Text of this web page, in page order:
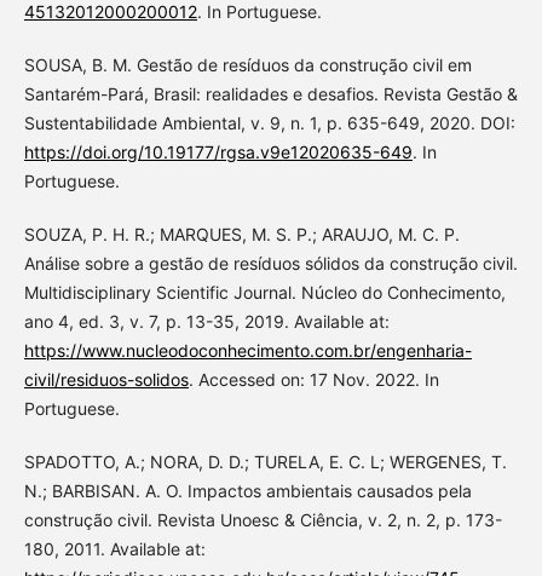
45132012000200012. In Portuguese.
SOUSA, B. M. Gestão de resíduos da construção civil em
Santarém-Pará, Brasil: realidades e desafios. Revista Gestão &
Sustentabilidade Ambiental, v. 9, n. 1, p. 635-649, 2020. DOI:
https://doi.org/10.19177/rgsa.v9e12020635-649. In
Portuguese.
SOUZA, P. H. R.; MARQUES, M. S. P.; ARAUJO, M. C. P.
Análise sobre a gestão de resíduos sólidos da construção civil.
Multidisciplinary Scientific Journal. Núcleo do Conhecimento,
ano 4, ed. 3, v. 7, p. 13-35, 2019. Available at:
https://www.nucleodoconhecimento.com.br/engenharia-
civil/residuos-solidos. Accessed on: 17 Nov. 2022. In
Portuguese.
SPADOTTO, A.; NORA, D. D.; TURELA, E. C. L; WERGENES, T.
N.; BARBISAN. A. O. Impactos ambientais causados pela
construção civil. Revista Unoesc & Ciência, v. 2, n. 2, p. 173-
180, 2011. Available at: